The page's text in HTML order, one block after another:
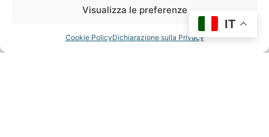
Visualizza le preferenze
Cookie PolicyDichiarazione sulla Privacy
IT